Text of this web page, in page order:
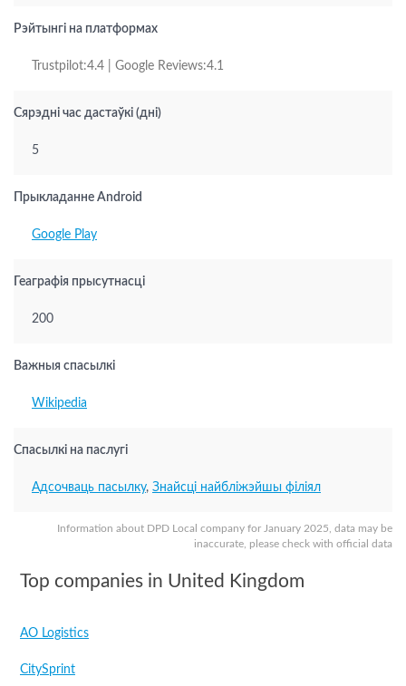
Information about DPD Local company for January 2025, data may be
inaccurate, please check with official data
Рэйтынгі на платформах
Trustpilot:4.4 | Google Reviews:4.1
Сярэдні час дастаўкі (дні)
5
Прыкладанне Android
Google Play
Геаграфія прысутнасці
200
Важныя спасылкі
Wikipedia
Спасылкі на паслугі
Адсочваць пасылку, Знайсці найбліжэйшы філіял
Top companies in United Kingdom
AO Logistics
CitySprint